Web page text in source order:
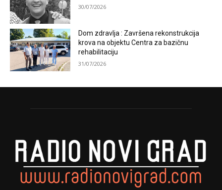
30/07/2026
Dom zdravlja : Završena rekonstrukcija
krova na objektu Centra za bazičnu
rehabilitaciju
31/07/2026